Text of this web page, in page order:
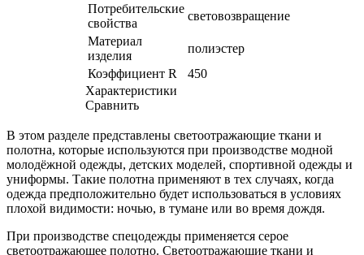
Потребительские
свойства
световозвращение
Материал
изделия
полиэстер
Коэффициент R
450
Характеристики
Сравнить
В этом разделе представлены светоотражающие ткани и
полотна, которые используются при производстве модной
молодёжной одежды, детских моделей, спортивной одежды и
униформы. Такие полотна применяют в тех случаях, когда
одежда предположительно будет использоваться в условиях
плохой видимости: ночью, в тумане или во время дождя.
При производстве спецодежды применяется серое
светоотражающее полотно. Светоотражающие ткани и